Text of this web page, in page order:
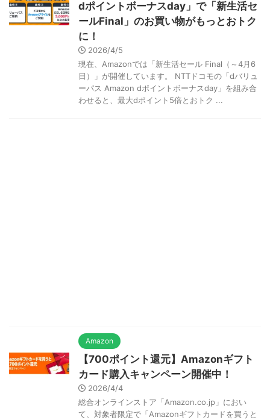
dポイントボーナスday」で「新生活セ
ールFinal」のお買い物がもっとおトク
に！
2026/4/5
現在、Amazonでは「新生活セール Final（～4月6
日）」が開催しています。 NTTドコモの「dバリュ
ーパス Amazon dポイントボーナスday」を組み合
わせると、最大dポイント5倍とおトク ...
Amazon
【700ポイント還元】Amazonギフト
カード購入キャンペーン開催中！
2026/4/4
総合オンラインストア「Amazon.co.jp」におい
て、対象者限定で「Amazonギフトカードを買うと